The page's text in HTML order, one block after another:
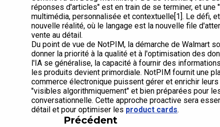
réponses d'articles" est en train de se terminer, et une
multimédia, personnalisée et contextuelle[1]. Le défi,
nouvelle réalité, où le langage est la nouvelle file
vente au détail.
Du point de vue de NotPIM, la démarche de Walmart
donner la priorité à la qualité et à l'optimisation des
l'IA se généralise, la capacité à fournir des
les produits devient primordiale. NotPIM fournit une
commerce électronique puissent gérer et enrichir
"visibles algorithmiquement" et bien préparées pour
conversationnelle. Cette approche proactive sera
détail et pour optimiser les product cards.
Précédent